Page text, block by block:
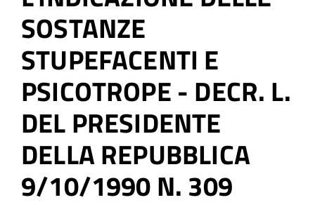
SOSTANZE
STUPEFACENTI E
PSICOTROPE - DECR. L.
DEL PRESIDENTE
DELLA REPUBBLICA
9/10/1990 N. 309